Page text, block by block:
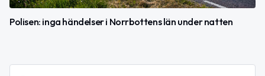
Polisen: inga händelser i Norrbottens län under natten